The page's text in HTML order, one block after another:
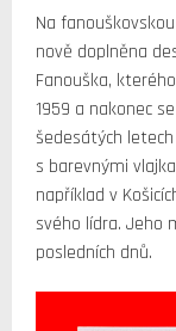
Na
nově doplněna
Fanouška,
1959 a nakonec
šedesátých
s barevnými
například v
svého lídra. Jeho
posledních dnů.